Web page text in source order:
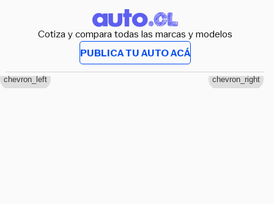
Cotiza y compara todas las marcas y modelos
PUBLICA TU AUTO ACÁ